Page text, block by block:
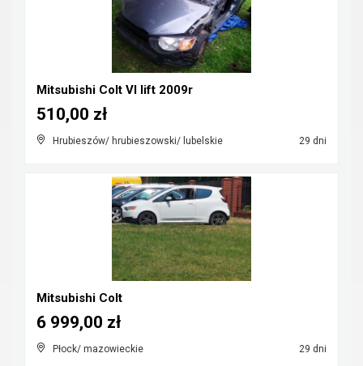
Mitsubishi Colt VI lift 2009r
Hrubieszów/ hrubieszowski/ lubelskie 29 dni
510,00 zł
Mitsubishi Colt
Płock/ mazowieckie 29 dni
6 999,00 zł